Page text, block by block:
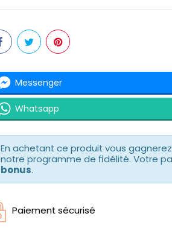
Messenger
Whatsapp
En achetant ce produit vous gagnerez
notre programme de fidélité. Votre
bonus.
Paiement sécurisé